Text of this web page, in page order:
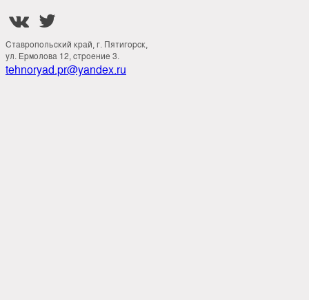
 
Ставропольский край, г. Пятигорск,
ул. Ермолова 12, строение 3.
tehnoryad.pr@yandex.ru